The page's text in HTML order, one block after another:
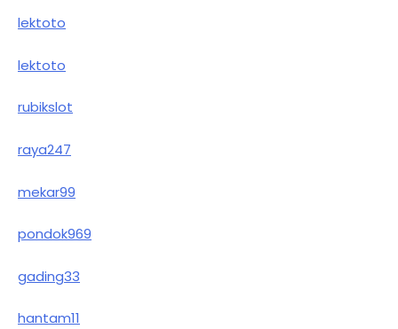
lektoto
lektoto
rubikslot
raya247
mekar99
pondok969
gading33
hantam11